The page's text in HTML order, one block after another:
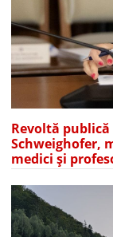
Revoltă
Schweighofer,
medici și